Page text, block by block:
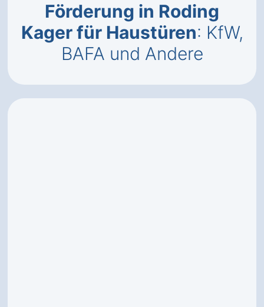
Förderung in Roding
Kager für Haustüren: KfW,
BAFA und Andere